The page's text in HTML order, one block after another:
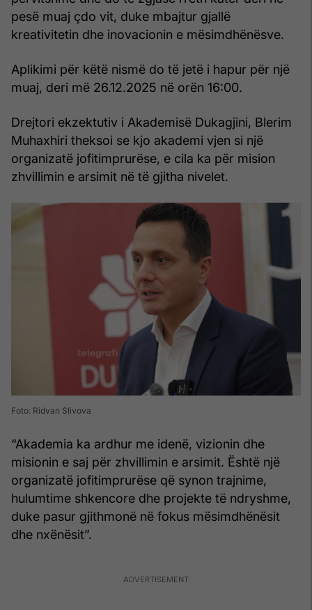
pesë muaj çdo vit, duke mbajtur gjallë
kreativitetin dhe inovacionin e mësimdhënësve.
Aplikimi për këtë nismë do të jetë i hapur për një
muaj, deri më 26.12.2025 në orën 16:00.
Drejtori ekzektutiv i Akademisë Dukagjini, Blerim
Muhaxhiri theksoi se kjo akademi vjen si një
organizatë jofitimprurëse, e cila ka për mision
zhvillimin e arsimit në të gjitha nivelet.
Foto: Ridvan Slivova
“Akademia ka ardhur me idenë, vizionin dhe
misionin e saj për zhvillimin e arsimit. Është një
organizatë jofitimprurëse që synon trajnime,
hulumtime shkencore dhe projekte të ndryshme,
duke pasur gjithmonë në fokus mësimdhënësit
dhe nxënësit”.